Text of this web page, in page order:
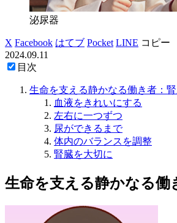
泌尿器
X Facebook はてブ Pocket LINE コピー
2024.09.11
目次
生命を支える静かなる働き者：
血液をきれいにする
左右に一つずつ
尿ができるまで
体内のバランスを調整
腎臓を大切に
生命を支える静かなる働